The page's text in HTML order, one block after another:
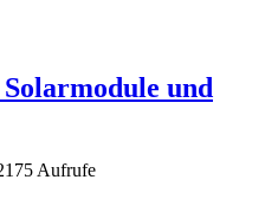
und
Aufrufe